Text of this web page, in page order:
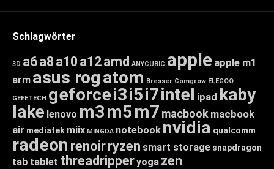
Schlagwörter
3D a6a8 a10 a12amd ANYCUBIC apple apple m1
arm asus rogatom Bresser Comgrow ELEGOO
GEEETECH geforcei3i5i7intel ipad kaby
lake lenovo m3m5m7 macbook macbook
air mediatek miix MINGDA notebook nvidia qualcomm
radeon renoirryzen smart storage snapdragon
tab tablet threadripperyoga zen